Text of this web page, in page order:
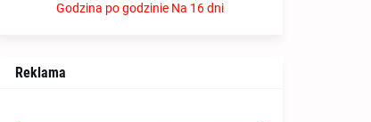
Godzina po godzinie Na 16 dni
Reklama